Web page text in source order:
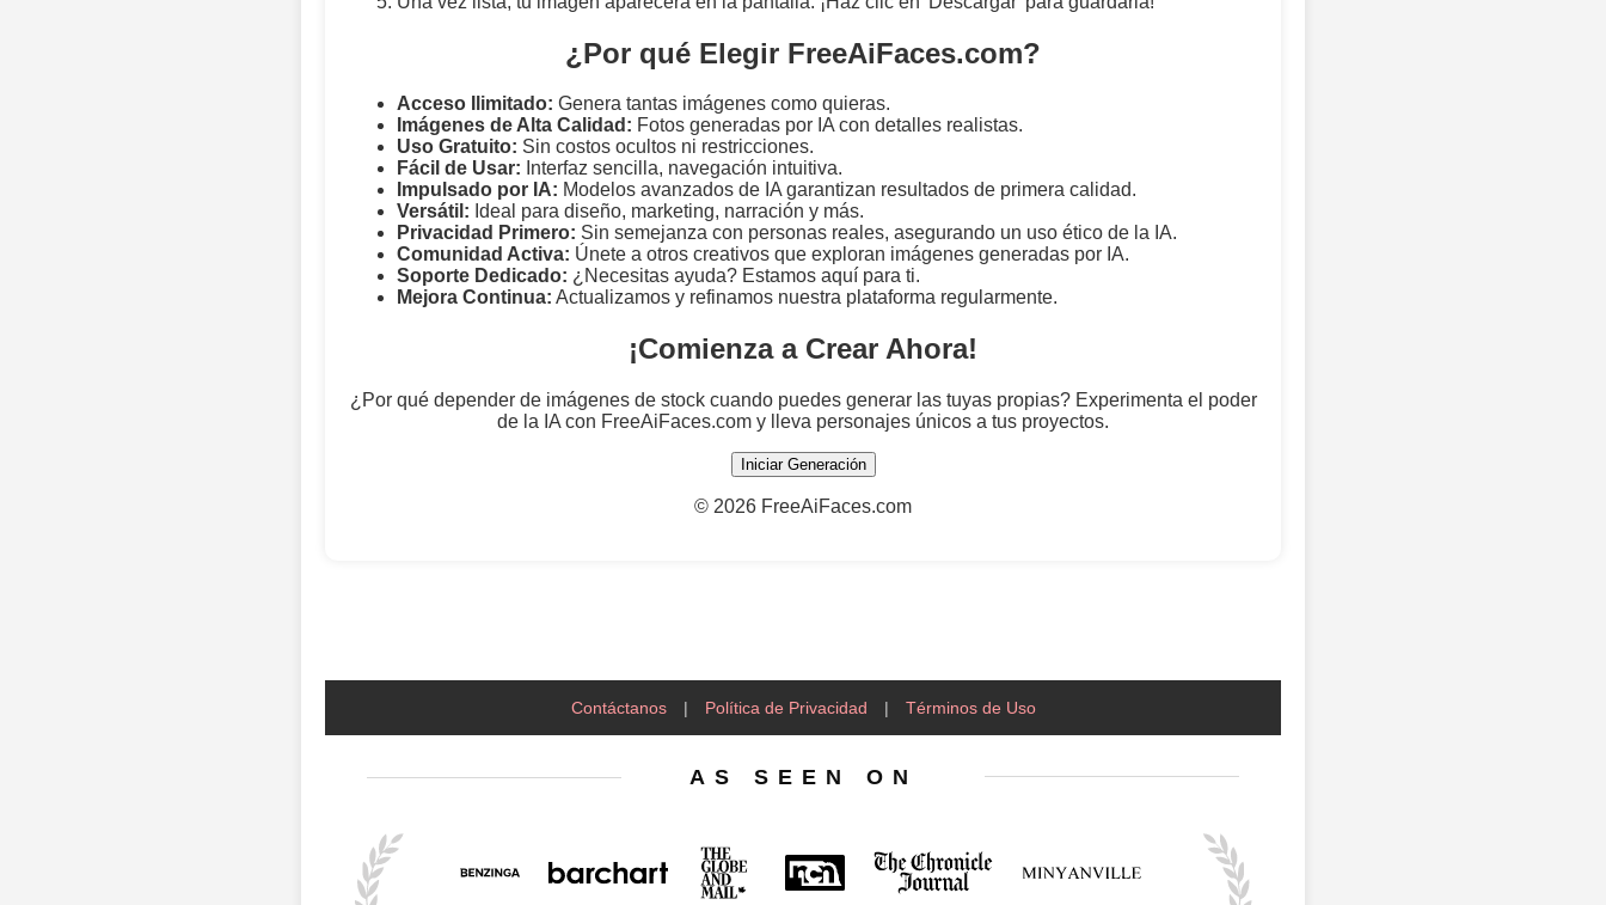
¿Por qué Elegir FreeAiFaces.com?
Acceso Ilimitado: Genera tantas imágenes como quieras.
Imágenes de Alta Calidad: Fotos generadas por IA con detalles realistas.
Uso Gratuito: Sin costos ocultos ni restricciones.
Fácil de Usar: Interfaz sencilla, navegación intuitiva.
Impulsado por IA: Modelos avanzados de IA garantizan resultados de primera calidad.
Versátil: Ideal para diseño, marketing, narración y más.
Privacidad Primero: Sin semejanza con personas reales, asegurando un uso ético de la IA.
Comunidad Activa: Únete a otros creativos que exploran imágenes generadas por IA.
Soporte Dedicado: ¿Necesitas ayuda? Estamos aquí para ti.
Mejora Continua: Actualizamos y refinamos nuestra plataforma regularmente.
¡Comienza a Crear Ahora!
¿Por qué depender de imágenes de stock cuando puedes generar las tuyas propias? Experimenta el poder
de la IA con FreeAiFaces.com y lleva personajes únicos a tus proyectos.
Iniciar Generación
© 2026 FreeAiFaces.com
Contáctanos | Política de Privacidad | Términos de Uso
AS SEEN ON